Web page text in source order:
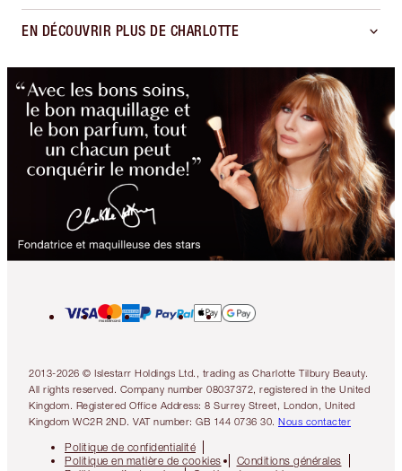
EN DÉCOUVRIR PLUS DE CHARLOTTE
2013-2026 © Islestarr Holdings Ltd., trading as Charlotte Tilbury Beauty.
All rights reserved. Company number 08037372, registered in the United
Kingdom. Registered Office Address: 8 Surrey Street, London, United
Kingdom WC2R 2ND. VAT number: GB 144 0736 30. Nous contacter
Politique de confidentialité
Politique en matière de cookies
Conditions générales